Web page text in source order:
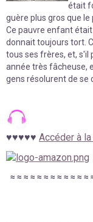
était
guère plus gros que
Ce pauvre enfant
donnait toujours tort.
tous ses frères, et, s'il
année très fâcheuse,
gens résolurent de se
♥♥♥♥♥ Accéder à
≈ ≈ ≈ ≈ ≈ ≈ ≈ ≈ ≈ ≈ ≈ ≈